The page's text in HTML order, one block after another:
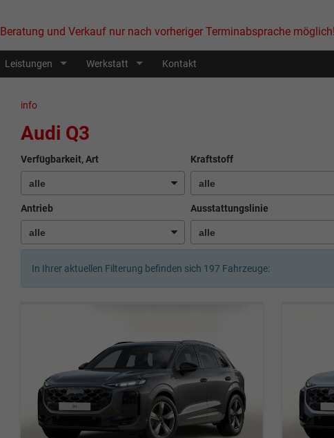
Beratung und Verkauf nur nach vorheriger Terminabsprache
Leistungen Werkstatt Kontakt
info
Audi Q3
Verfügbarkeit, Art Kraftstoff
Antrieb Ausstattungslinie
In Ihrer aktuellen Filterung befinden sich 197 Fahrzeuge: